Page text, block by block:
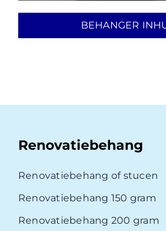
BEHANGER
Renovatiebehang
Renovatiebehang of stucen
Renovatiebehang 150 gram
Renovatiebehang 200 gram